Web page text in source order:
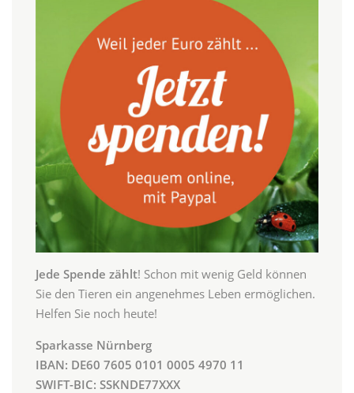
Jede Spende zählt! Schon mit wenig Geld können
Sie den Tieren ein angenehmes Leben ermöglichen.
Helfen Sie noch heute!
Sparkasse Nürnberg
IBAN: DE60 7605 0101 0005 4970 11
SWIFT-BIC: SSKNDE77XXX